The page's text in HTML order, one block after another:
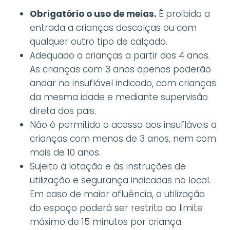
Obrigatório o uso de meias. É proibida a
entrada a crianças descalças ou com
qualquer outro tipo de calçado.
Adequado a crianças a partir dos 4 anos.
As crianças com 3 anos apenas poderão
andar no insuflável indicado, com crianças
da mesma idade e mediante supervisão
direta dos pais.
Não é permitido o acesso aos insufláveis a
crianças com menos de 3 anos, nem com
mais de 10 anos.
Sujeito à lotação e às instruções de
utilização e segurança indicadas no local.
Em caso de maior afluência, a utilização
do espaço poderá ser restrita ao limite
máximo de 15 minutos por criança.